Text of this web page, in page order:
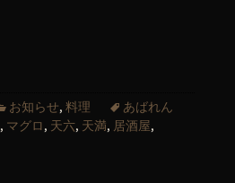
お知らせ, 料理
あばれん
, マグロ, 天六, 天満, 居酒屋,